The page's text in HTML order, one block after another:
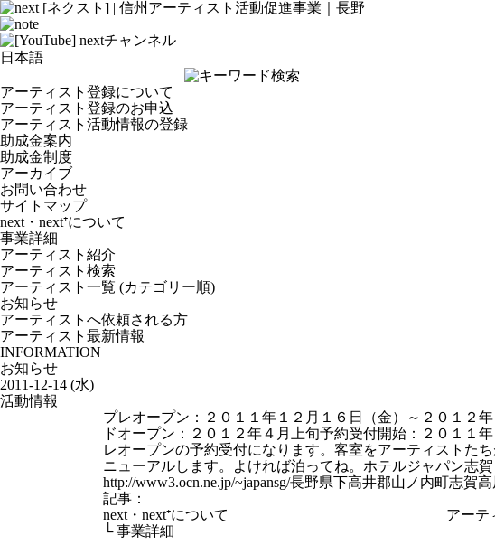
next・next⁺について
事業詳細
アーティスト紹介
アーティスト検索
アーティスト一覧 (カテゴリー順)
お知らせ
アーティストへ依頼される方
アーティスト最新情報
アーティスト登録について
アーティスト登録のお申込
アーティスト活動情報の登録
助成金案内
助成金制度
アーカイブ
お問い合わせ
サイトマップ
INFORMATION
お知らせ
2011-12-14 (水)
活動情報
プレオープン：２０１１年１２月１６日（金）～２０１２
ドオープン：２０１２年４月上旬予約受付開始：２０１１
レオープンの予約受付になります。客室をアーティストた
ニューアルします。よければ泊ってね。ホテルジャパン志賀
http://www3.ocn.ne.jp/~japansg/長野県下高井郡山ノ内町志賀
記事：
next・next⁺について
└事業詳細
アーテ